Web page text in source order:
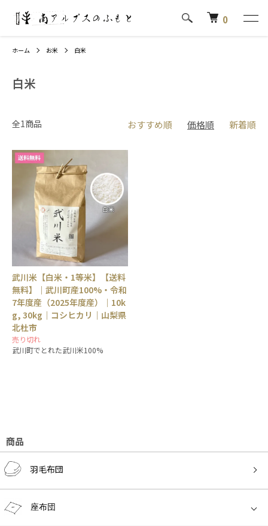
0
ホーム お米 白米
白米
全1商品 おすすめ順 価格順 新着順
武川米【白米・1等米】【送料
無料】｜武川町産100%・令和
7年度産（2025年度産）｜10k
g, 30kg｜コシヒカリ｜山梨県
北杜市
売り切れ
武川町でとれた武川米100%
商品
羽毛布団
座布団